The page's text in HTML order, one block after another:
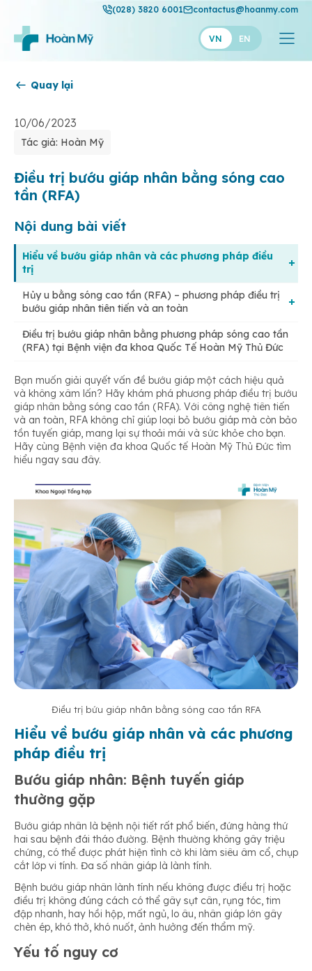
(028) 3820 6001 contactus@hoanmy.com
VN EN
Thuận Mỹ
Quay lại
10/06/2023
Tác giả: Hoàn Mỹ
Điều trị bướu giáp nhân bằng sóng cao
tần (RFA)
Nội dung bài viết
Hiểu về bướu giáp nhân và các phương pháp điều
trị
Bướu giáp nhân: Bệnh tuyến giáp thường gặp
Yếu tố nguy cơ
Yếu tố làm tăng nguy cơ ung thư tuyến giáp
Phương pháp điều trị thông thường
Hủy u bằng sóng cao tần (RFA) – phương pháp điều trị
bướu giáp nhân tiên tiến và an toàn
Phương pháp huỷ u bằng sóng cao tần (RFA)
Ưu điểm của phương pháp RFA
Điều trị bướu giáp nhân bằng phương pháp sóng cao tần
(RFA) tại Bệnh viện đa khoa Quốc Tế Hoàn Mỹ Thủ Đức
Bạn muốn giải quyết vấn đề bướu giáp một cách hiệu quả
và không xâm lấn? Hãy khám phá phương pháp điều trị bướu
giáp nhân bằng sóng cao tần (RFA). Với công nghệ tiên tiến
và an toàn, RFA không chỉ giúp loại bỏ bướu giáp mà còn bảo
tồn tuyến giáp, mang lại sự thoải mái và sức khỏe cho bạn.
Hãy cùng Bệnh viện đa khoa Quốc tế Hoàn Mỹ Thủ Đức tìm
hiểu ngay sau đây.
Điều trị bứu giáp nhân bằng sóng cao tần RFA
Hiểu về bướu giáp nhân và các phương
pháp điều trị
Bướu giáp nhân: Bệnh tuyến giáp
thường gặp
Bướu giáp nhân là bệnh nội tiết rất phổ biến, đứng hàng thứ
hai sau bệnh đái tháo đường. Bệnh thường không gây triệu
chứng, có thể được phát hiện tình cờ khi làm siêu âm cổ, chụp
cắt lớp vi tính. Đa số nhân giáp là lành tính.
Bệnh bướu giáp nhân lành tính nếu không được điều trị hoặc
điều trị không đúng cách có thể gây sụt cân, rụng tóc, tim
đập nhanh, hay hồi hộp, mất ngủ, lo âu, nhân giáp lớn gây
chèn ép, khó thở, khó nuốt, ảnh hưởng đến thẩm mỹ.
Yếu tố nguy cơ